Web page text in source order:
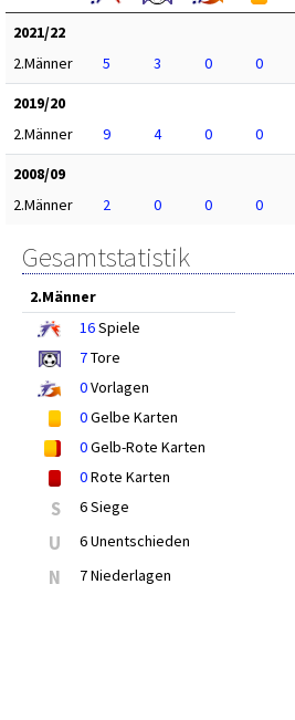
2021/22
2.Männer
5 3 0 0
2019/20
2.Männer
9 4 0 0
2008/09
2.Männer
2 0 0 0
Gesamtstatistik
2.Männer
16Spiele
7Tore
0Vorlagen
0Gelbe Karten
0Gelb-Rote Karten
0Rote Karten
S 6 Siege
U 6 Unentschieden
N 7 Niederlagen